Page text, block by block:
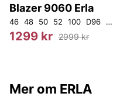
Blazer 9060 Erla
46 48 50 52 100 D96 D100
1299 kr 2999 kr
Mer om ERLA